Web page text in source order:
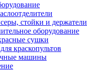
стойки и держатели
оборудование
сушки
краскопультов
машины